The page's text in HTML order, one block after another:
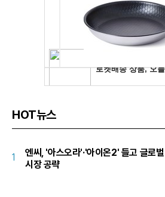
HOT뉴스
1
엔씨, '아스오라'·'아이온2' 들고 글로벌
시장 공략